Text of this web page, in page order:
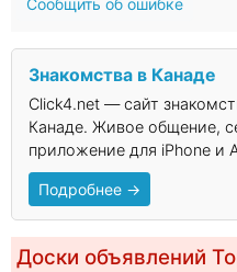
Сообщить об ошибке
Знакомства в Канаде
Click4.net — сайт
Канаде. Живое общение,
приложение для iPhone и
Подробнее →
Доски объявлений